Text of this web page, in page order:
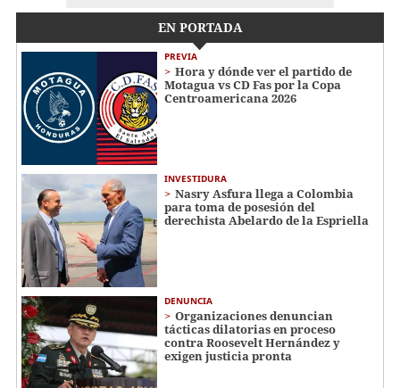
EN PORTADA
PREVIA
Hora y dónde ver el partido de
Motagua vs CD Fas por la Copa
Centroamericana 2026
INVESTIDURA
Nasry Asfura llega a Colombia
para toma de posesión del
derechista Abelardo de la Espriella
DENUNCIA
Organizaciones denuncian
tácticas dilatorias en proceso
contra Roosevelt Hernández y
exigen justicia pronta